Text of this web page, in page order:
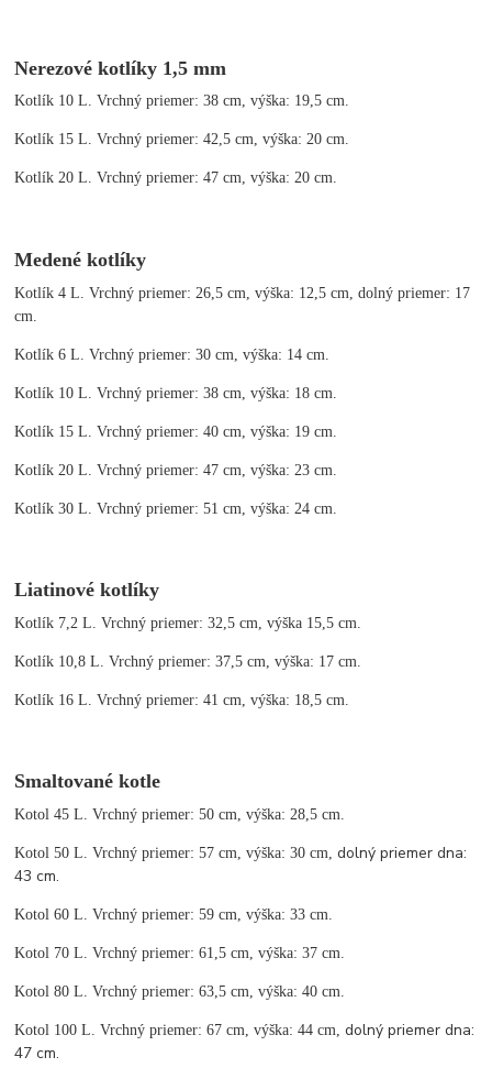
Nerezové kotlíky 1,5 mm
Kotlík 10 L. Vrchný priemer: 38 cm, výška: 19,5 cm.
Kotlík 15 L. Vrchný priemer: 42,5 cm, výška: 20 cm.
Kotlík 20 L. Vrchný priemer: 47 cm, výška: 20 cm.
Medené kotlíky
Kotlík 4 L. Vrchný priemer: 26,5 cm, výška: 12,5 cm, dolný priemer: 17
cm.
Kotlík 6 L. Vrchný priemer: 30 cm, výška: 14 cm.
Kotlík 10 L. Vrchný priemer: 38 cm, výška: 18 cm.
Kotlík 15 L. Vrchný priemer: 40 cm, výška: 19 cm.
Kotlík 20 L. Vrchný priemer: 47 cm, výška: 23 cm.
Kotlík 30 L. Vrchný priemer: 51 cm, výška: 24 cm.
Liatinové kotlíky
Kotlík 7,2 L. Vrchný priemer: 32,5 cm, výška 15,5 cm.
Kotlík 10,8 L. Vrchný priemer: 37,5 cm, výška: 17 cm.
Kotlík 16 L. Vrchný priemer: 41 cm, výška: 18,5 cm.
Smaltované kotle
Kotol 45 L. Vrchný priemer: 50 cm, výška: 28,5 cm.
Kotol 50 L. Vrchný priemer: 57 cm, výška: 30 cm,dolný priemer dna:
43 cm.
Kotol 60 L. Vrchný priemer: 59 cm, výška: 33 cm.
Kotol 70 L. Vrchný priemer: 61,5 cm, výška: 37 cm.
Kotol 80 L. Vrchný priemer: 63,5 cm, výška: 40 cm.
Kotol 100 L. Vrchný priemer: 67 cm, výška: 44 cm,dolný priemer dna:
47 cm.